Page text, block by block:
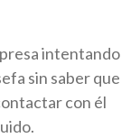
intentando
sin saber que
con él